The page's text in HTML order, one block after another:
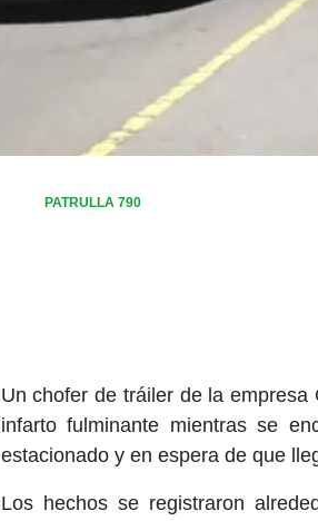
PATRULLA 790
Un chofer de tráiler de la
infarto fulminante mientras se
estacionado y en espera de que
Los hechos se registraron